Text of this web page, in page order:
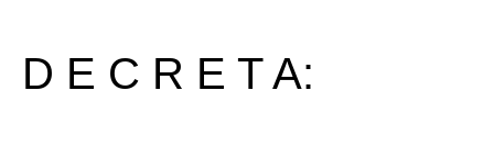
D E C R E T A: